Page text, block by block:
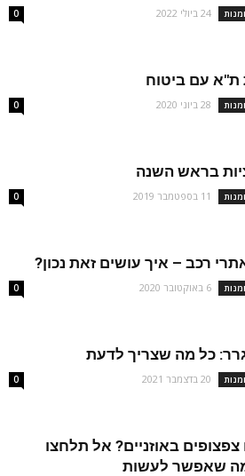
24 ביולי 2022 0
ת"א עם ביטוח
28 ביוני 2020 0
בראש השנה
11 בספטמבר 2019 0
רכב – איך עושים זאת נכון?
6 באוקטובר 2020 0
כל מה שצריך לדעת
20 בדצמבר 2021 0
באוזניים? אל תלחצו
מה שאפשר לעשות